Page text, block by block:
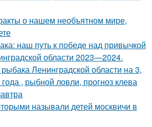
о нашем необъятном мире,
наш путь к победе над привычкой
области 2023—2024.
Ленинградской области на 3,
, рыбной ловли, прогноз клева
называли детей москвичи в